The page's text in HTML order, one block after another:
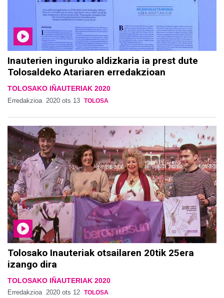
Inauterien inguruko aldizkaria ia prest dute
Tolosaldeko Atariaren erredakzioan
TOLOSAKO IÑAUTERIAK 2020
Erredakzioa 2020 ots 13 TOLOSA
Tolosako Inauteriak otsailaren 20tik 25era
izango dira
TOLOSAKO IÑAUTERIAK 2020
Erredakzioa 2020 ots 12 TOLOSA